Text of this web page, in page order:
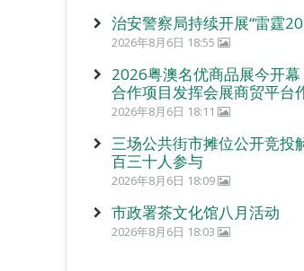
治安警察局持续开展“雷霆
2026年8月6日 18:55
2026粤澳名优商品展今开
合作项目发挥会展商贸平台
2026年8月6日 18:11
三场公共街市摊位公开竞投
百三十人参与
2026年8月6日 18:09
市政署茶文化馆八月活动
2026年8月6日 18:03